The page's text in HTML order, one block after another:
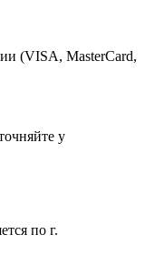
(VISA, MasterCard,
у
по г.